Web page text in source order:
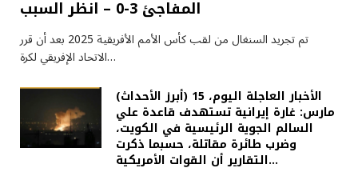
المفاجئ 3-0 – انظر السبب
تم تجريد السنغال من لقب كأس الأمم الأفريقية 2025 بعد أن قرر
الاتحاد الإفريقي لكرة…
(أبرز الأحداث) الأخبار العاجلة اليوم، 15
مارس: غارة إيرانية تستهدف قاعدة علي
السالم الجوية الرئيسية في الكويت،
وضرب طائرة مقاتلة، حسبما ذكرت
التقارير أن القوات الأمريكية…